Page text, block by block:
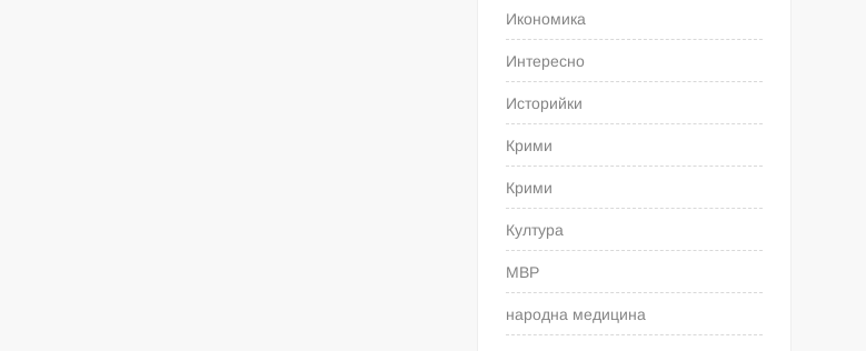
Икономика
Интересно
Историйки
Крими
Крими
Култура
МВР
народна медицина